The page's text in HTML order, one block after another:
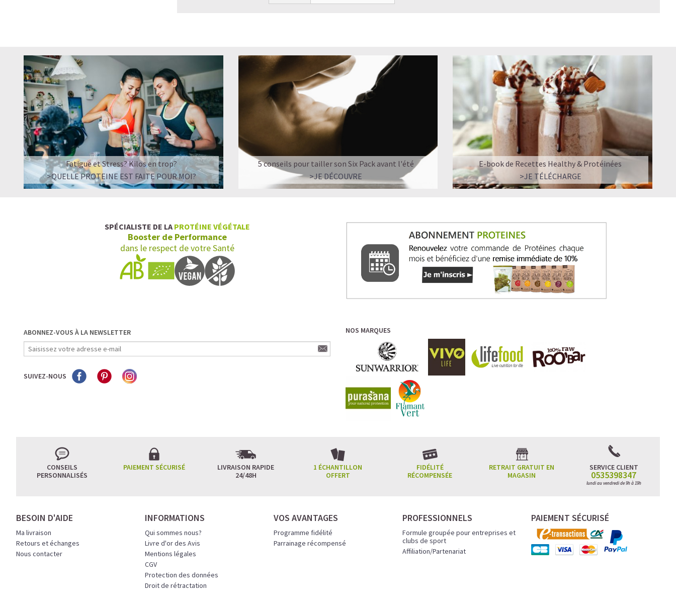
Fatigue et Stress? Kilos en trop?
>QUELLE PROTEINE EST FAITE POUR MOI?
5 conseils pour tailler son Six Pack avant l'été
>JE DÉCOUVRE
E-book de Recettes Healthy & Protéinées
>JE TÉLÉCHARGE
SPÉCIALISTE DE LA PROTÉINE VÉGÉTALE
Booster de Performance
dans le respect de votre Santé
ABONNEZ-VOUS À LA NEWSLETTER
SUIVEZ-NOUS
NOS MARQUES
CONSEILS
PERSONNALISÉS
PAIEMENT SÉCURISÉ
LIVRAISON RAPIDE
24/48H
1 ÉCHANTILLON
OFFERT
FIDÉLITÉ
RÉCOMPENSÉE
RETRAIT GRATUIT EN
MAGASIN
SERVICE CLIENT
0535398347
lundi au vendredi de 9h à 19h
BESOIN D'AIDE
Ma livraison
Retours et échanges
Nous contacter
INFORMATIONS
Qui sommes nous?
Livre d'or des Avis
Mentions légales
CGV
Protection des données
Droit de rétractation
VOS AVANTAGES
Programme fidélité
Parrainage récompensé
PROFESSIONNELS
Formule groupée pour entreprises et
clubs de sport
Affiliation/Partenariat
PAIEMENT SÉCURISÉ